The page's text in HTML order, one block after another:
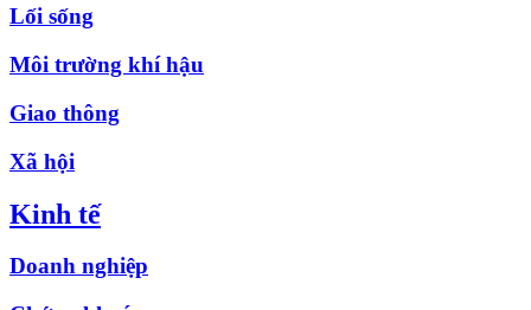
Lối sống
Môi trường khí hậu
Giao thông
Xã hội
Kinh tế
Doanh nghiệp